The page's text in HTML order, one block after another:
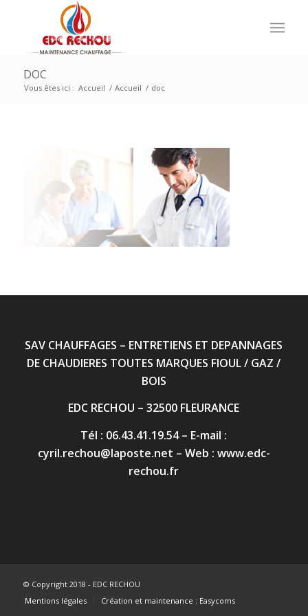
DOC
Vous êtes ici : Accueil / Accueil / doc
SAV CHAUFFAGES – ENTRETIENS ET DEPANNAGES
DE CHAUDIERES TOUTES MARQUES FIOUL / GAZ /
BOIS
EDC RECHOU – 32500 FLEURANCE
Tél : 06.43.41.19.54 – E-mail :
cyril.rechou@laposte.net – Web : www.edc-
rechou.fr
© Copyright 2018 - EDC RECHOU
Mentions légales
Création et maintenance : Easycoms